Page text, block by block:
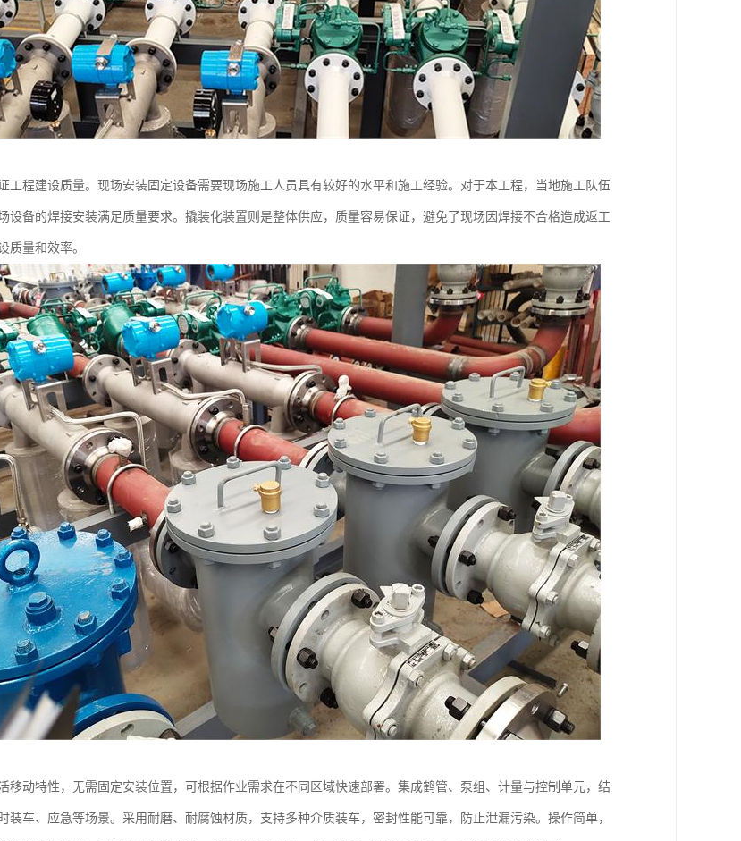
工程建设质量。现场安装固定设备需要现场施工人员具有较好的水平和施工经验。对于本工程，当地施工队伍
设备的焊接安装满足质量要求。撬装化装置则是整体供应，质量容易保证，避免了现场因焊接不合格造成返工
质量和效率。
移动特性，无需固定安装位置，可根据作业需求在不同区域快速部署。集成鹤管、泵组、计量与控制单元，结
装车、应急等场景。采用耐磨、耐腐蚀材质，支持多种介质装车，密封性能可靠，防止泄漏污染。操作简单，